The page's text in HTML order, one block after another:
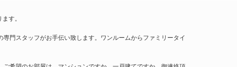
す。
門スタッフがお手伝い致します。ワンルームからファミリータイ